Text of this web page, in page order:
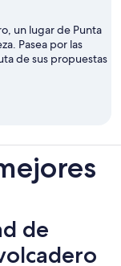
un lugar de Punta
Pasea por las
de sus propuestas
de